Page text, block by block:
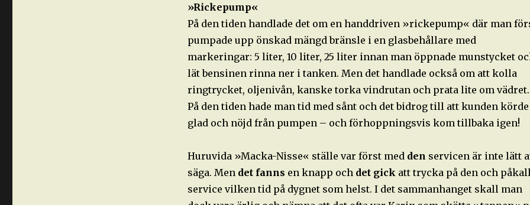
»Rickepump«
På den tiden handlade det om en handdriven »rickepump« där man
pumpade upp önskad mängd bränsle i en glasbehållare med
markeringar: 5 liter, 10 liter, 25 liter innan man öppnade munstycket
lät bensinen rinna ner i tanken. Men det handlade också om att kolla
ringtrycket, oljenivån, kanske torka vindrutan och prata lite om vädret.
På den tiden hade man tid med sånt och det bidrog till att kunden körde
glad och nöjd från pumpen – och förhoppningsvis kom tillbaka igen!
Huruvida »Macka-Nisse« ställe var först med den servicen är inte lätt
säga. Men det fanns en knapp och det gick att trycka på den och
service vilken tid på dygnet som helst. I det sammanhanget skall man